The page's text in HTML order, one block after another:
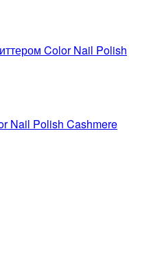
Color Nail Polish
Nail Polish Cashmere